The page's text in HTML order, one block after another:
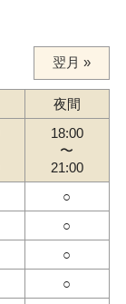
翌月 »
夜間
18:00
〜
21:00
○
○
○
○